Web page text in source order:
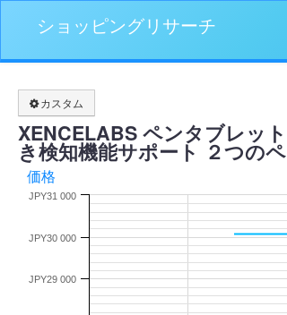
ショッピングリサーチ
カスタム
XENCELABS ペンタブレッ
き検知機能サポート ２つの
価格
JPY29 000
JPY30 000
JPY31 000